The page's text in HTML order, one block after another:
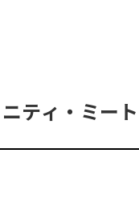
ティ・ミー